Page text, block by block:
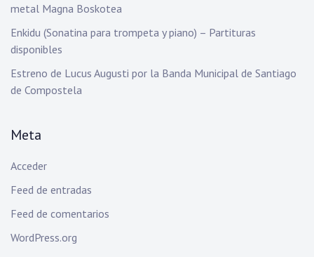
metal Magna Boskotea
Enkidu (Sonatina para trompeta y piano) – Partituras
disponibles
Estreno de Lucus Augusti por la Banda Municipal de Santiago
de Compostela
Meta
Acceder
Feed de entradas
Feed de comentarios
WordPress.org